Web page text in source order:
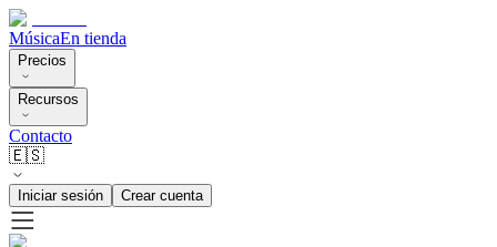
MúsicaEn tienda
Precios
Recursos
Contacto
🇪🇸
Iniciar sesión Crear cuenta